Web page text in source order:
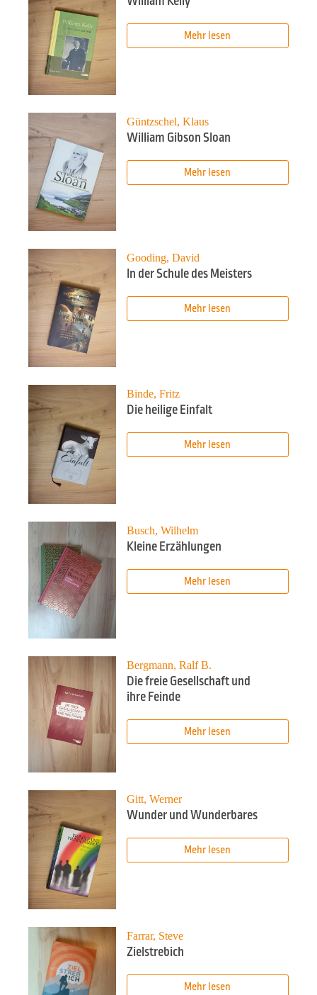
Mehr lesen
Güntzschel, Klaus
William Gibson Sloan
Mehr lesen
Gooding, David
In der Schule des Meisters
Mehr lesen
Binde, Fritz
Die heilige Einfalt
Mehr lesen
Busch, Wilhelm
Kleine Erzählungen
Mehr lesen
Bergmann, Ralf B.
Die freie Gesellschaft und
ihre Feinde
Mehr lesen
Gitt, Werner
Wunder und Wunderbares
Mehr lesen
Farrar, Steve
Zielstrebich
Mehr lesen